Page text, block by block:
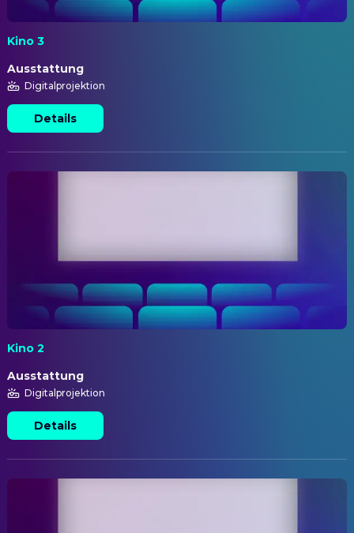
Kino 3
Ausstattung
Digitalprojektion
Details
Kino 2
Ausstattung
Digitalprojektion
Details